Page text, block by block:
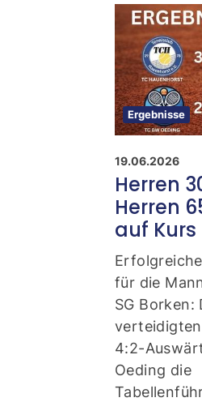
Ergebnisse
19.06.2026
Herren
Herren
auf Kurs
für die
SG Borken:
4:2-
Oeding die